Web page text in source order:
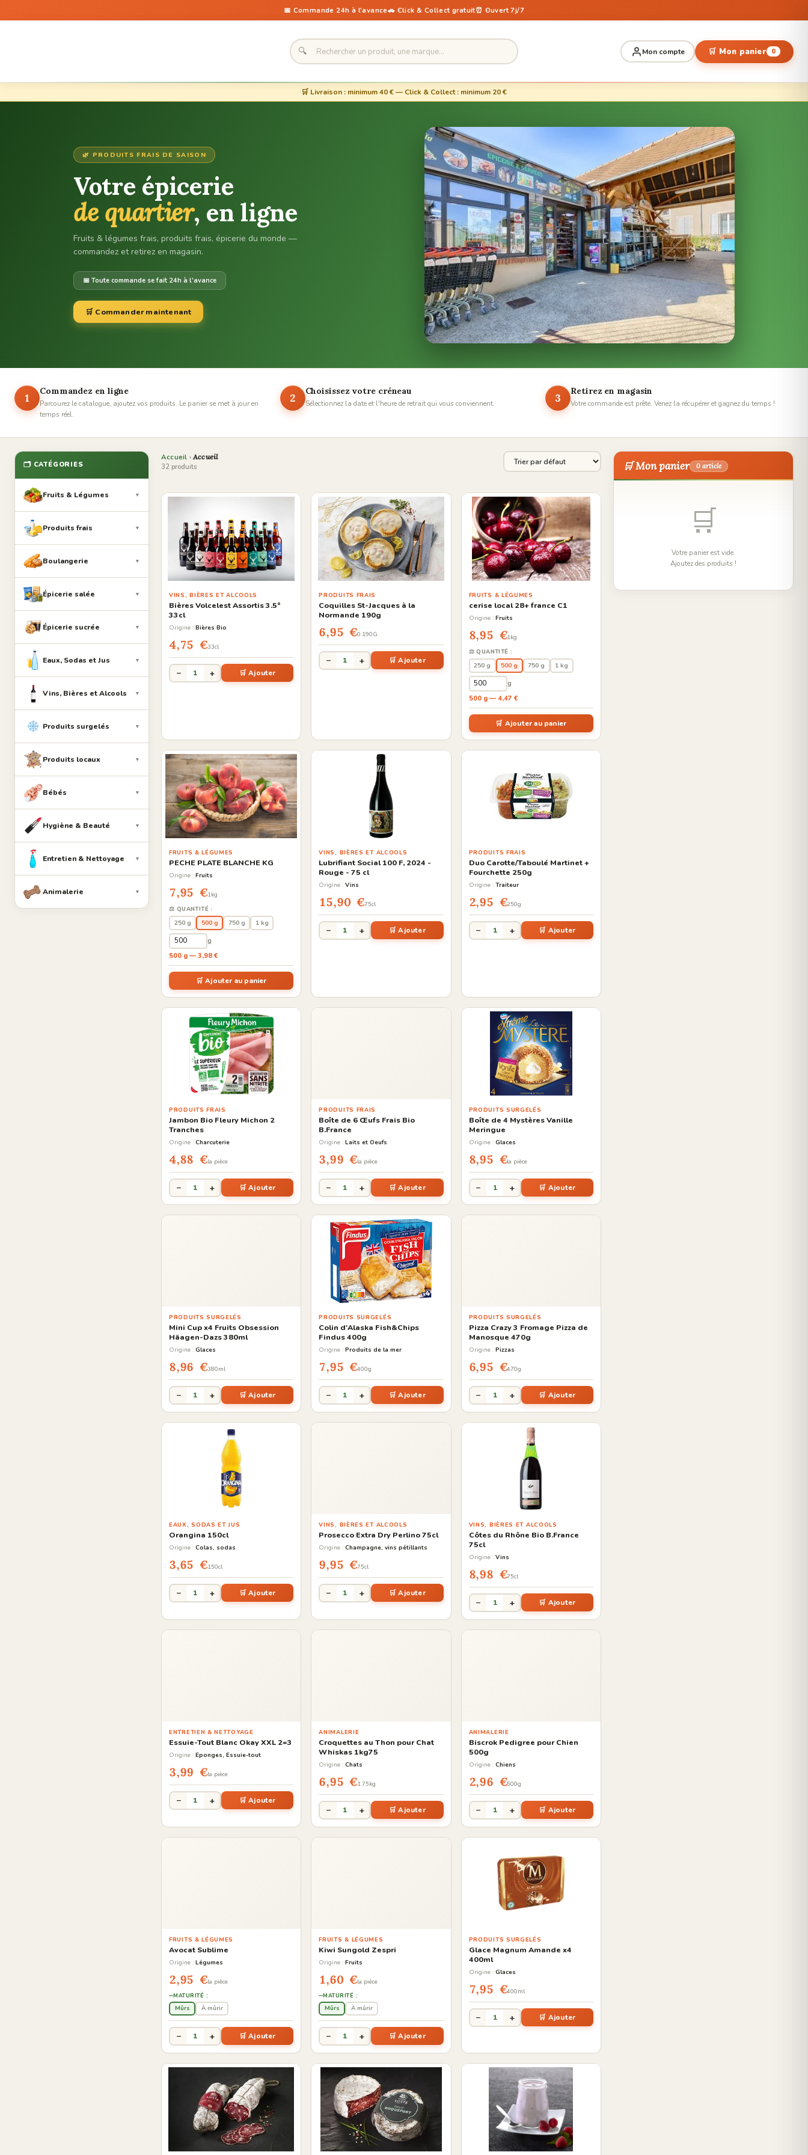
📅 Commande 24h à l'avance🚗 Click & Collect gratuit⏰ Ouvert 7j/7
🔍 Mon compte 🛒 Mon panier 0
🛒 Livraison : minimum40 €— Click & Collect : minimum 20 €
🌿 PRODUITS FRAIS DE SAISON
Votre épicerie
de quartier, en ligne
Fruits & légumes frais, produits frais, épicerie du monde —
commandez et retirez en magasin.
📅 Toute commande se fait 24h à l'avance
🛒 Commander maintenant
1
Commandez en ligne
Parcourez le catalogue, ajoutez vos produits. Le panier se met à jour en
temps réel.
2
Choisissez votre créneau
Sélectionnez la date et l'heure de retrait qui vous conviennent. 3
Retirez en magasin
Votre commande est prête. Venez la récupérer et gagnez du temps !
🗂️ CATÉGORIES
Fruits & Légumes ▼
Produits frais ▼
Boulangerie ▼
Épicerie salée ▼
Épicerie sucrée ▼
Eaux, Sodas et Jus ▼
Vins, Bières et Alcools ▼
Produits surgelés ▼
Produits locaux ▼
Bébés ▼
Hygiène & Beauté ▼
Entretien & Nettoyage ▼
Animalerie ▼
Accueil ›Accueil
32 produits
VINS, BIÈRES ET ALCOOLS
Bières Volcelest Assortis 3.5°
33cl
Origine : Bières Bio
4,75 €33cl
− 1 + 🛒 Ajouter
PRODUITS FRAIS
Coquilles St-Jacques à la
Normande 190g
6,95 €0.190G
− 1 + 🛒 Ajouter
FRUITS & LÉGUMES
cerise local 28+ france C1
Origine : Fruits
8,95 €1kg
⚖️ QUANTITÉ :
250 g 500 g 750 g
1 kg
g
500 g — 4,47 €
🛒 Ajouter au panier
FRUITS & LÉGUMES
PECHE PLATE BLANCHE KG
Origine : Fruits
7,95 €1kg
⚖️ QUANTITÉ :
250 g 500 g 750 g
1 kg
g
500 g — 3,98 €
🛒 Ajouter au panier
VINS, BIÈRES ET ALCOOLS
Lubrifiant Social 100 F, 2024 -
Rouge - 75 cl
Origine :Vins
15,90 €75cl
− 1 + 🛒 Ajouter
PRODUITS FRAIS
Duo Carotte/Taboulé Martinet +
Fourchette 250g
Origine : Traiteur
2,95 €250g
− 1 + 🛒 Ajouter
PRODUITS FRAIS
Jambon Bio Fleury Michon 2
Tranches
Origine : Charcuterie
4,88 €la pièce
− 1 + 🛒 Ajouter
PRODUITS FRAIS
Boîte de 6 Œufs Frais Bio
B.France
Origine :Laits et Oeufs
3,99 €la pièce
− 1 + 🛒 Ajouter
PRODUITS SURGELÉS
Boîte de 4 Mystères Vanille
Meringue
Origine : Glaces
8,95 €la pièce
− 1 + 🛒 Ajouter
PRODUITS SURGELÉS
Mini Cup x4 Fruits Obsession
Häagen-Dazs 380ml
Origine : Glaces
8,96 €380ml
− 1 + 🛒 Ajouter
PRODUITS SURGELÉS
Colin d'Alaska Fish&Chips
Findus 400g
Origine :Produits de la mer
7,95 €400g
− 1 + 🛒 Ajouter
PRODUITS SURGELÉS
Pizza Crazy 3 Fromage Pizza de
Manosque 470g
Origine : Pizzas
6,95 €470g
− 1 + 🛒 Ajouter
EAUX, SODAS ET JUS
Orangina 150cl
Origine : Colas, sodas
3,65 €150cl
− 1 + 🛒 Ajouter
VINS, BIÈRES ET ALCOOLS
Prosecco Extra Dry Perlino 75cl
Origine :Champagne, vins pétillants
9,95 €75cl
− 1 + 🛒 Ajouter
VINS, BIÈRES ET ALCOOLS
Côtes du Rhône Bio B.France
75cl
Origine : Vins
8,98 €75cl
− 1 + 🛒 Ajouter
ENTRETIEN & NETTOYAGE
Essuie-Tout Blanc Okay XXL 2=3
Origine : Eponges, Essuie-tout
3,99 €la pièce
− 1 + 🛒 Ajouter
ANIMALERIE
Croquettes au Thon pour Chat
Whiskas 1kg75
Origine :Chats
6,95 €1.75kg
− 1 + 🛒 Ajouter
ANIMALERIE
Biscrok Pedigree pour Chien
500g
Origine : Chiens
2,96 €500g
− 1 + 🛒 Ajouter
FRUITS & LÉGUMES
Avocat Sublime
Origine : Légumes
2,95 €la pièce
MATURITÉ :
Mûrs À mûrir
− 1 + 🛒 Ajouter
FRUITS & LÉGUMES
Kiwi Sungold Zespri
Origine :Fruits
1,60 €la pièce
MATURITÉ :
Mûrs À mûrir
− 1 + 🛒 Ajouter
PRODUITS SURGELÉS
Glace Magnum Amande x4
400ml
Origine : Glaces
7,95 €400ml
− 1 + 🛒 Ajouter
🛒 Mon panier 0 article
🛒
Votre panier est vide.
Ajoutez des produits !